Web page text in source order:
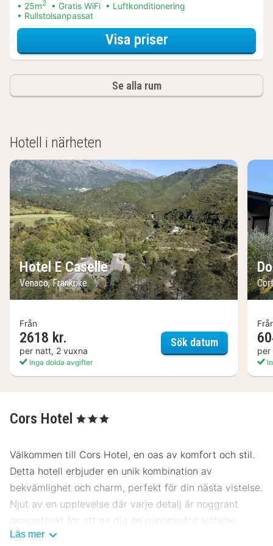
25m2 Gratis WiFi
Luftkonditionering
Rullstolsanpassat
Visa priserför Dubbelrum
Se alla rum
Hotell i närheten
Hotel E Caselle
Venaco, Frankrike
Från
2618 kr.
per natt, 2 vuxna
Inga dolda avgifter
Sök datumHotel E
per
Cors Hotel , 3 Stjärnor
Välkommen till Cors Hotel, en oas av komfort och stil.
Detta hotell erbjuder en unik kombination av
bekvämlighet och charm, perfekt för din nästa vistelse.
Njut av en upplevelse där varje detalj är noggrant
genomtänkt för att ge dig en minnesvärd vistelse.
Läs mer